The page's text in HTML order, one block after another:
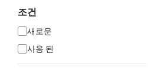
조건
새로운
사용 된